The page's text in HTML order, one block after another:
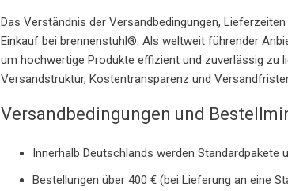
Das Verständnis der Versandbedingungen,
Einkauf bei brennenstuhl®. Als weltweit führender
um hochwertige Produkte effizient und zuverlässig zu
Versandstruktur, Kostentransparenz und
Versandbedingungen und
Innerhalb Deutschlands werden
Bestellungen über 400 € (bei Lieferung an eine